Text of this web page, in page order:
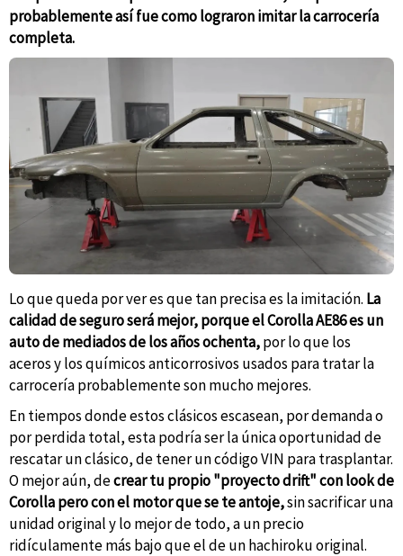
probablemente así fue como lograron imitar la carrocería
completa.
Lo que queda por ver es que tan precisa es la imitación. La
calidad de seguro será mejor, porque el Corolla AE86 es un
auto de mediados de los años ochenta,por lo que los
aceros y los químicos anticorrosivos usados para tratar la
carrocería probablemente son mucho mejores.
En tiempos donde estos clásicos escasean, por demanda o
por perdida total, esta podría ser la única oportunidad de
rescatar un clásico, de tener un código VIN para trasplantar.
O mejor aún, decrear tu propio "proyecto drift" con look de
Corolla pero con el motor que se te antoje,sin sacrificar una
unidad original y lo mejor de todo, a un precio
ridículamente más bajo que el de un hachiroku original.